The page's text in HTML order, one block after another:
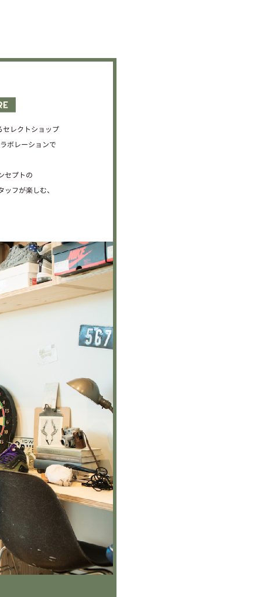
セレクトショップ
ボレーションで
セプトの
フが楽しむ、